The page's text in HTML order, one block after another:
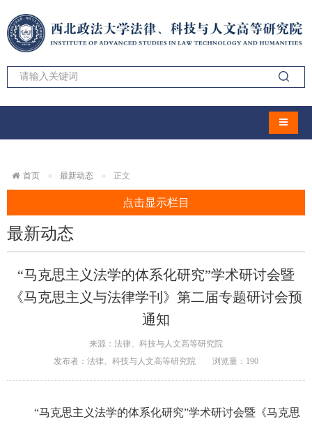
导航切
首页 最新动态 正文
点击显示栏目
最新动态
“马克思主义法学的体系化研究”学术研讨会暨
《马克思主义与法律学刊》第二届专题研讨会预
通知
来源：法律、科技与人文高等研究院
发布者：法律、科技与人文高等研究院
浏览量： 190
“马克思主义法学的体系化研究”学术研讨会暨《马克思